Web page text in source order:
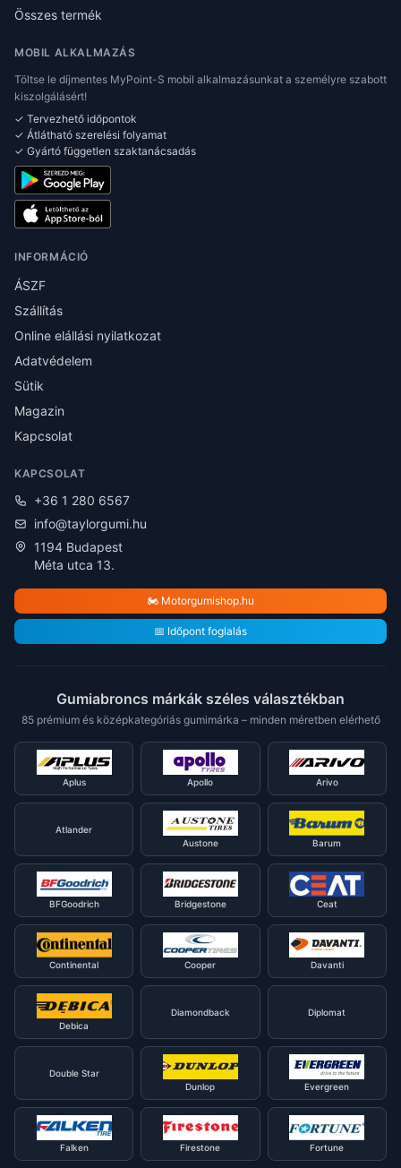
Összes termék
MOBIL ALKALMAZÁS
Töltse le díjmentes MyPoint-S mobil alkalmazásunkat a személyre szabott
kiszolgálásért!
✓ Tervezhető időpontok
✓ Átlátható szerelési folyamat
✓ Gyártó független szaktanácsadás
INFORMÁCIÓ
ÁSZF
Szállítás
Online elállási nyilatkozat
Adatvédelem
Sütik
Magazin
Kapcsolat
KAPCSOLAT
+36 1 280 6567
info@taylorgumi.hu
1194 Budapest
Méta utca 13.
🏍️ Motorgumishop.hu
📅 Időpont foglalás
Gumiabroncs márkák széles választékban
85 prémium és középkategóriás gumimárka – minden méretben elérhető
Aplus Apollo Arivo
Atlander
Austone
Barum
BFGoodrich Bridgestone Ceat
Continental Cooper Davanti
Debica
Diamondback Diplomat
Double Star
Dunlop
Evergreen
Falken Firestone Fortune